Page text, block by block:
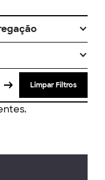
Limpar Filtros